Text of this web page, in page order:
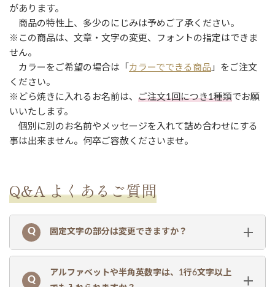
があります。
商品の特性上、多少のにじみは予めご了承ください。
※この商品は、文章・文字の変更、フォントの指定はできま
せん。
カラーをご希望の場合は「 カラーでできる商品 」をご注文
ください。
※どら焼きに入れるお名前は、 ご注文1回につき1種類でお願
いいたします。
個別に別のお名前やメッセージを入れて詰め合わせにする
事は出来ません。何卒ご容赦くださいませ。
Q&A よくあるご質問
固定文字の部分は変更できますか？
アルファベットや半角英数字は、1行6文字以上